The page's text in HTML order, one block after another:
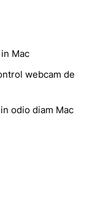
Mac
webcam de
odio diam Mac